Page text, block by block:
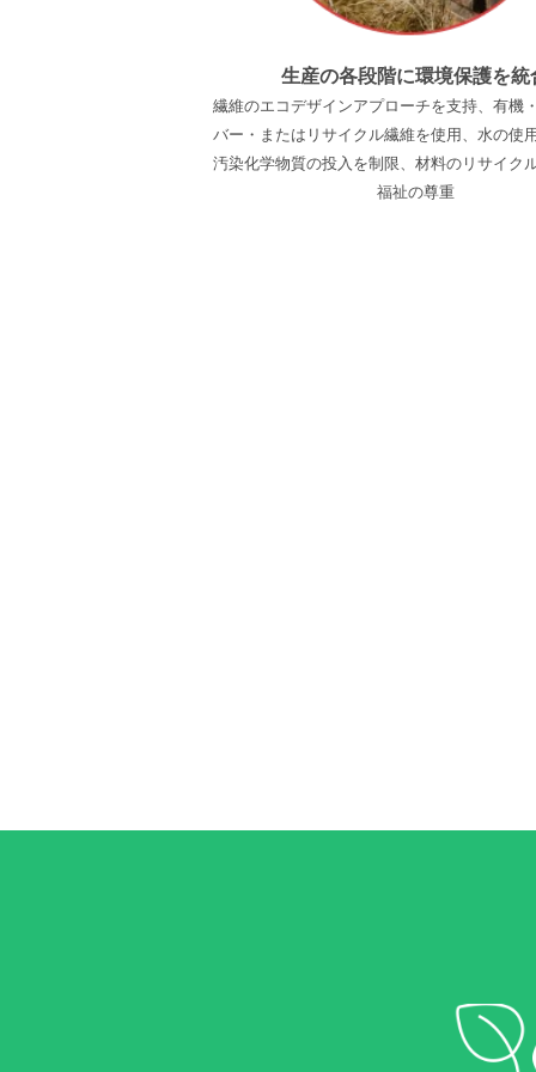
生産の各段階に環境保護を統
繊維のエコデザインアプローチを支持、有機
バー・またはリサイクル繊維を使用、水の使
汚染化学物質の投入を制限、材料のリサイク
福祉の尊重